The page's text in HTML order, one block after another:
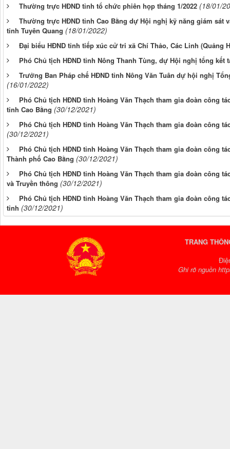
Thường trực HĐND tỉnh tổ chức phiên họp tháng 1/2022 (18/01/
Thường trực HĐND tỉnh Cao Bằng dự Hội nghị kỹ năng giám sát
tỉnh Tuyên Quang (18/01/2022)
Đại biểu HĐND tỉnh tiếp xúc cử tri xã Chí Thảo, Các Linh (Quảng
Phó Chủ tịch HĐND tỉnh Nông Thanh Tùng, dự Hội nghị tổng kết
Trưởng Ban Pháp chế HĐND tỉnh Nông Văn Tuân dự hội nghị
(16/01/2022)
Phó Chủ tịch HĐND tỉnh Hoàng Văn Thạch tham gia đoàn công
tỉnh Cao Bằng (30/12/2021)
Phó Chủ tịch HĐND tỉnh Hoàng Văn Thạch tham gia đoàn công
(30/12/2021)
Phó Chủ tịch HĐND tỉnh Hoàng Văn Thạch tham gia đoàn công
Thành phố Cao Bằng (30/12/2021)
Phó Chủ tịch HĐND tỉnh Hoàng Văn Thạch tham gia đoàn công
và Truyền thông (30/12/2021)
Phó Chủ tịch HĐND tỉnh Hoàng Văn Thạch tham gia đoàn công
tỉnh (30/12/2021)
TRANG
Ghi rõ nguồn